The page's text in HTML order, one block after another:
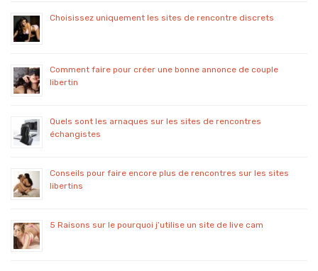
Choisissez uniquement les sites de rencontre discrets
Comment faire pour créer une bonne annonce de couple
libertin
Quels sont les arnaques sur les sites de rencontres
échangistes
Conseils pour faire encore plus de rencontres sur les sites
libertins
5 Raisons sur le pourquoi j’utilise un site de live cam